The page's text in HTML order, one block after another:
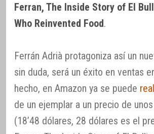
Ferran, The Inside Story of El
Who Reinvented Food.
Ferrán Adrià protagoniza así un
sin duda, será un éxito en ventas
hecho, en Amazon ya se puede
de un ejemplar a un precio de
(18’48 dólares, 28 dólares es el